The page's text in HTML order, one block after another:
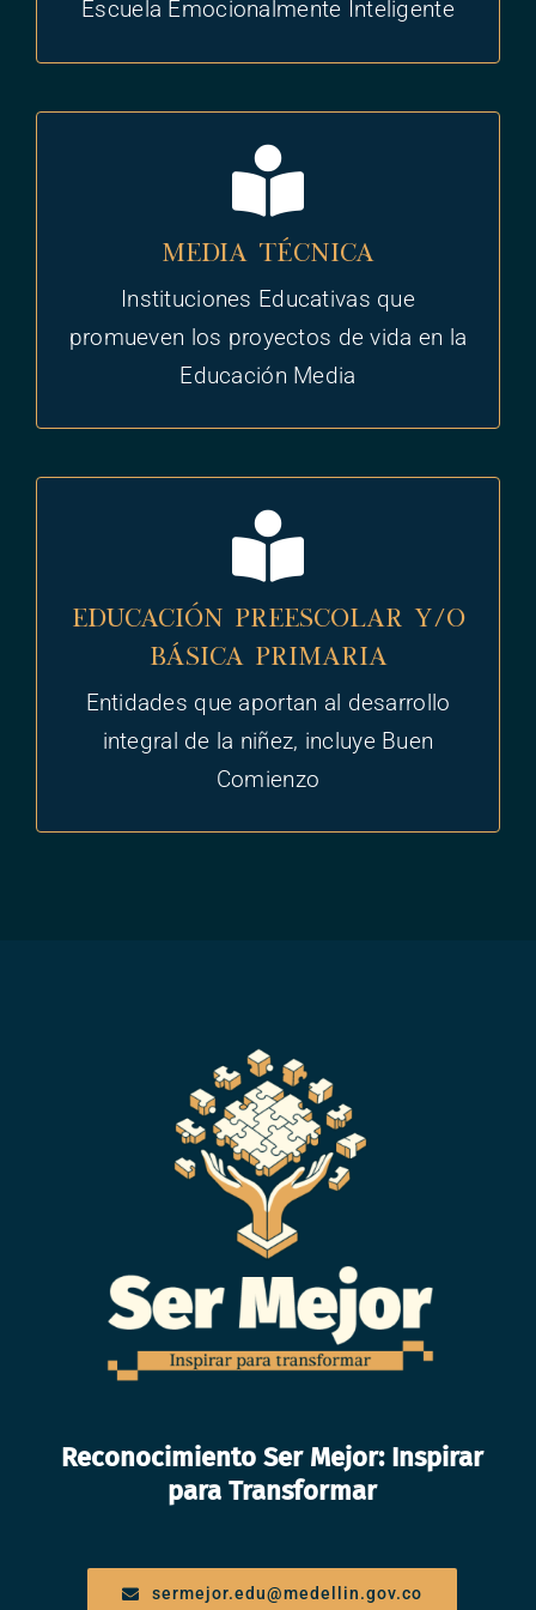
Escuela Emocionalmente Inteligente
CONVIVENCIA ESCOLAR
Media Técnica
Instituciones Educativas que
promueven los proyectos de vida en la
Educación Media
Media Técnica
Lineamiento Técnico
EDUCACIÓN PREESCOLAR Y/O
BÁSICA PRIMARIA
Entidades que aportan al desarrollo
integral de la niñez, incluye Buen
Comienzo
EDUCACIÓN PREESCOLAR Y/O
BÁSICA PRIMARIA
Ver lineamiento Técnico
Lineamiento Técnico
Reconocimiento Ser Mejor: Inspirar
para Transformar
sermejor.edu@medellin.gov.co